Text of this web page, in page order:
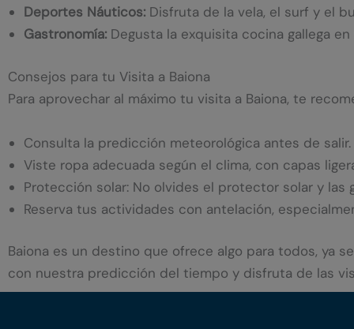
Deportes Náuticos: Disfruta de la vela, el surf y el
Gastronomía: Degusta la exquisita cocina gallega
Consejos para tu Visita a Baiona
Para aprovechar al máximo tu visita a Baiona, te
Consulta la predicción meteorológica antes de salir.
Viste ropa adecuada según el clima, con capas
Protección solar: No olvides el protector solar y las
Reserva tus actividades con antelación,
Baiona es un destino que ofrece algo para todos, ya
con nuestra predicción del tiempo y disfruta de las